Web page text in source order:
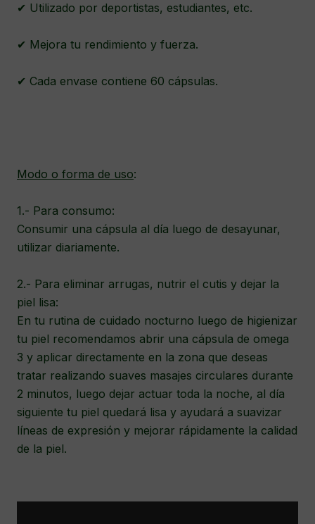
✔ Utilizado por deportistas, estudiantes, etc.
✔ Mejora tu rendimiento y fuerza.
✔ Cada envase contiene 60 cápsulas.
Modo o forma de uso:
1.- Para consumo:
Consumir una cápsula al día luego de desayunar,
utilizar diariamente.
2.- Para eliminar arrugas, nutrir el cutis y dejar la
piel lisa:
En tu rutina de cuidado nocturno luego de higienizar
tu piel recomendamos abrir una cápsula de omega
3 y aplicar directamente en la zona que deseas
tratar realizando suaves masajes circulares durante
2 minutos, luego dejar actuar toda la noche, al día
siguiente tu piel quedará lisa y ayudará a suavizar
líneas de expresión y mejorar rápidamente la calidad
de la piel.